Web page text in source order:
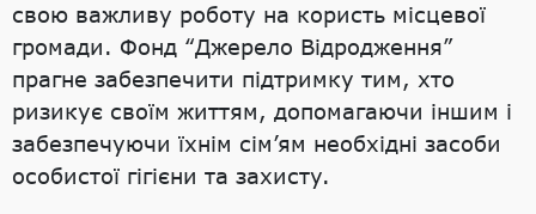
свою важливу роботу на користь місцевої
громади. Фонд “Джерело Відродження”
прагне забезпечити підтримку тим, хто
ризикує своїм життям, допомагаючи іншим і
забезпечуючи їхнім сім’ям необхідні засоби
особистої гігієни та захисту.